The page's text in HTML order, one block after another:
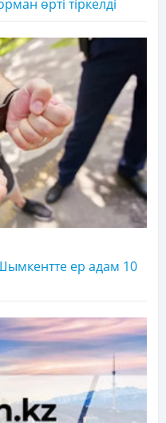
өрті тіркелді
ер адам 10